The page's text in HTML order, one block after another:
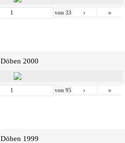
von 33 › »
Döben 2000
von 95 › »
Döben 1999